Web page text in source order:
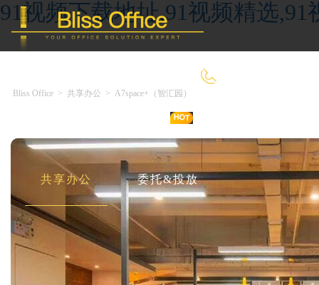
91视频下载地址,91视频精选
共享办公 委托&投放
Bliss Office > 共享办公 > A7space+（智汇园）